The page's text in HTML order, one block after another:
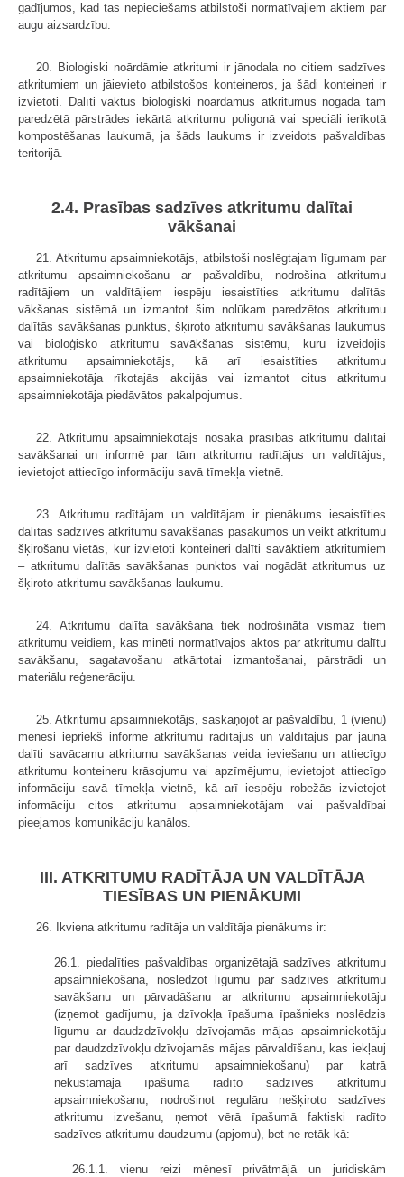
gadījumos, kad tas nepieciešams atbilstoši normatīvajiem aktiem par
augu aizsardzību.
20. Bioloģiski noārdāmie atkritumi ir jānodala no citiem sadzīves
atkritumiem un jāievieto atbilstošos konteineros, ja šādi konteineri ir
izvietoti. Dalīti vāktus bioloģiski noārdāmus atkritumus nogādā tam
paredzētā pārstrādes iekārtā atkritumu poligonā vai speciāli ierīkotā
kompostēšanas laukumā, ja šāds laukums ir izveidots pašvaldības
teritorijā.
2.4. Prasības sadzīves atkritumu dalītai
vākšanai
21. Atkritumu apsaimniekotājs, atbilstoši noslēgtajam līgumam par
atkritumu apsaimniekošanu ar pašvaldību, nodrošina atkritumu
radītājiem un valdītājiem iespēju iesaistīties atkritumu dalītās
vākšanas sistēmā un izmantot šim nolūkam paredzētos atkritumu
dalītās savākšanas punktus, šķiroto atkritumu savākšanas laukumus
vai bioloģisko atkritumu savākšanas sistēmu, kuru izveidojis
atkritumu apsaimniekotājs, kā arī iesaistīties atkritumu
apsaimniekotāja rīkotajās akcijās vai izmantot citus atkritumu
apsaimniekotāja piedāvātos pakalpojumus.
22. Atkritumu apsaimniekotājs nosaka prasības atkritumu dalītai
savākšanai un informē par tām atkritumu radītājus un valdītājus,
ievietojot attiecīgo informāciju savā tīmekļa vietnē.
23. Atkritumu radītājam un valdītājam ir pienākums iesaistīties
dalītas sadzīves atkritumu savākšanas pasākumos un veikt atkritumu
šķirošanu vietās, kur izvietoti konteineri dalīti savāktiem atkritumiem
– atkritumu dalītās savākšanas punktos vai nogādāt atkritumus uz
šķiroto atkritumu savākšanas laukumu.
24. Atkritumu dalīta savākšana tiek nodrošināta vismaz tiem
atkritumu veidiem, kas minēti normatīvajos aktos par atkritumu dalītu
savākšanu, sagatavošanu atkārtotai izmantošanai, pārstrādi un
materiālu reģenerāciju.
25. Atkritumu apsaimniekotājs, saskaņojot ar pašvaldību, 1 (vienu)
mēnesi iepriekš informē atkritumu radītājus un valdītājus par jauna
dalīti savācamu atkritumu savākšanas veida ieviešanu un attiecīgo
atkritumu konteineru krāsojumu vai apzīmējumu, ievietojot attiecīgo
informāciju savā tīmekļa vietnē, kā arī iespēju robežās izvietojot
informāciju citos atkritumu apsaimniekotājam vai pašvaldībai
pieejamos komunikāciju kanālos.
III. ATKRITUMU RADĪTĀJA UN VALDĪTĀJA
TIESĪBAS UN PIENĀKUMI
26. Ikviena atkritumu radītāja un valdītāja pienākums ir:
26.1. piedalīties pašvaldības organizētajā sadzīves atkritumu
apsaimniekošanā, noslēdzot līgumu par sadzīves atkritumu
savākšanu un pārvadāšanu ar atkritumu apsaimniekotāju
(izņemot gadījumu, ja dzīvokļa īpašuma īpašnieks noslēdzis
līgumu ar daudzdzīvokļu dzīvojamās mājas apsaimniekotāju
par daudzdzīvokļu dzīvojamās mājas pārvaldīšanu, kas iekļauj
arī sadzīves atkritumu apsaimniekošanu) par katrā
nekustamajā īpašumā radīto sadzīves atkritumu
apsaimniekošanu, nodrošinot regulāru nešķiroto sadzīves
atkritumu izvešanu, ņemot vērā īpašumā faktiski radīto
sadzīves atkritumu daudzumu (apjomu), bet ne retāk kā:
26.1.1. vienu reizi mēnesī privātmājā un juridiskām